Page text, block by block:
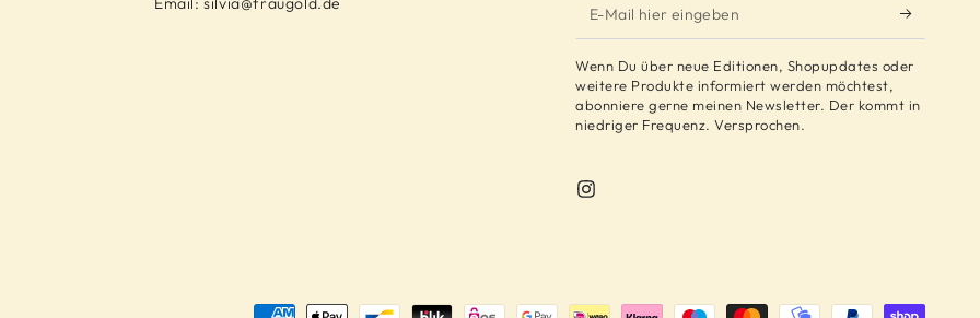
E-
Mail
hier
eingeben
Wenn Du über neue Editionen, Shopupdates oder
weitere Produkte informiert werden möchtest,
abonniere gerne meinen Newsletter. Der kommt in
niedriger Frequenz. Versprochen.
Instagram